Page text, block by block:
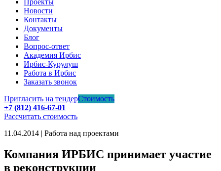
Проекты
Новости
Контакты
Документы
Блог
Вопрос-ответ
Академия Ирбис
Ирбис-Курулуш
Работа в Ирбис
Заказать звонок
Пригласить на тендерСтоимость
+7 (812) 416-67-01
Рассчитать стоимость
11.04.2014 | Работа над проектами
Компания ИРБИС принимает участие
в реконструкции